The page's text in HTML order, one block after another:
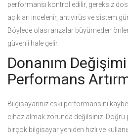
performansı kontrol edilir, gereksiz
açıkları incelenir, antivirüs ve sistem
Böylece olası arızalar büyümeden
güvenli hale gelir.
Donanım
Performans
Bilgisayarınız eski performansını
cihaz almak zorunda değilsiniz. Doğru
birçok bilgisayar yeniden hızlı ve